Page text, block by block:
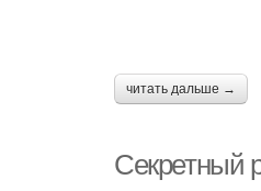
читать дальше →
Секретный